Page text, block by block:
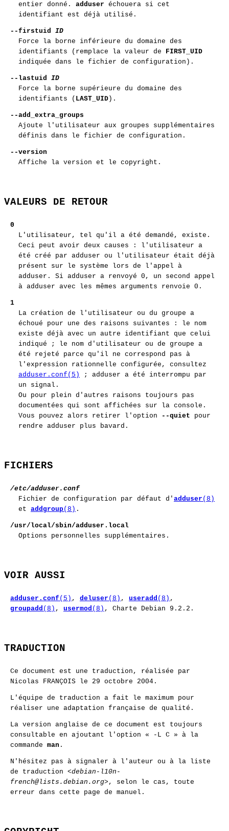
entier donné. adduser échouera si cet
identifiant est déjà utilisé.
--firstuid ID
Force la borne inférieure du domaine des
identifiants (remplace la valeur de FIRST_UID
indiquée dans le fichier de configuration).
--lastuid ID
Force la borne supérieure du domaine des
identifiants ( LAST_UID ).
--add_extra_groups
Ajoute l'utilisateur aux groupes supplémentaires
définis dans le fichier de configuration.
--version
Affiche la version et le copyright.
VALEURS DE RETOUR
0
L'utilisateur, tel qu'il a été demandé, existe.
Ceci peut avoir deux causes : l'utilisateur a
été créé par adduser ou l'utilisateur était déjà
présent sur le système lors de l'appel à
adduser. Si adduser a renvoyé 0, un second appel
à adduser avec les mêmes arguments renvoie 0.
1
La création de l'utilisateur ou du groupe a
échoué pour une des raisons suivantes : le nom
existe déjà avec un autre identifiant que celui
indiqué ; le nom d'utilisateur ou de groupe a
été rejeté parce qu'il ne correspond pas à
l'expression rationnelle configurée, consultez
adduser.conf(5)
; adduser a été interrompu par
un signal.
Ou pour plein d'autres raisons toujours pas
documentées qui sont affichées sur la console.
Vous pouvez alors retirer l'option
--quiet pour
rendre adduser plus bavard.
FICHIERS
/etc/adduser.conf
Fichier de configuration par défaut d' adduser (8)
et addgroup(8) .
/usr/local/sbin/adduser.local
Options personnelles supplémentaires.
VOIR AUSSI
adduser.conf (5) , deluser (8) , useradd (8) ,
groupadd (8) , usermod (8) , Charte Debian 9.2.2.
TRADUCTION
Ce document est une traduction, réalisée par
Nicolas FRANÇOIS le 29 octobre 2004.
L'équipe de traduction a fait le maximum pour
réaliser une adaptation française de qualité.
La version anglaise de ce document est toujours
consultable en ajoutant l'option « -L C » à la
commande man .
N'hésitez pas à signaler à l'auteur ou à la liste
de traduction <debian-l10n-
french@lists.debian.org>, selon le cas, toute
erreur dans cette page de manuel.